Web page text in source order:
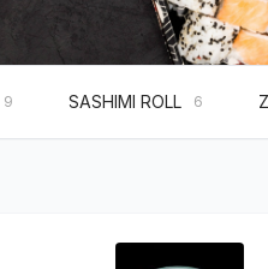
9 SASHIMI ROLL 6